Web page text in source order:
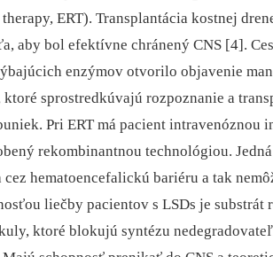
ERT). Transplantácia kostnej
aby bol efektívne chránený CNS [4].
enzýmov otvorilo objavenie
ktoré sprostredkúvajú rozpoznanie a
Pri ERT má pacient intravenóznou
rekombinantnou technológiou.
cez hematoencefalickú bariéru a tak
liečby pacientov s LSDs je substrát
ktoré blokujú syntézu